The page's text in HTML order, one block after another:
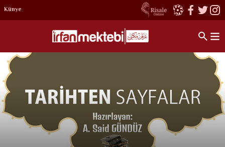
Künye